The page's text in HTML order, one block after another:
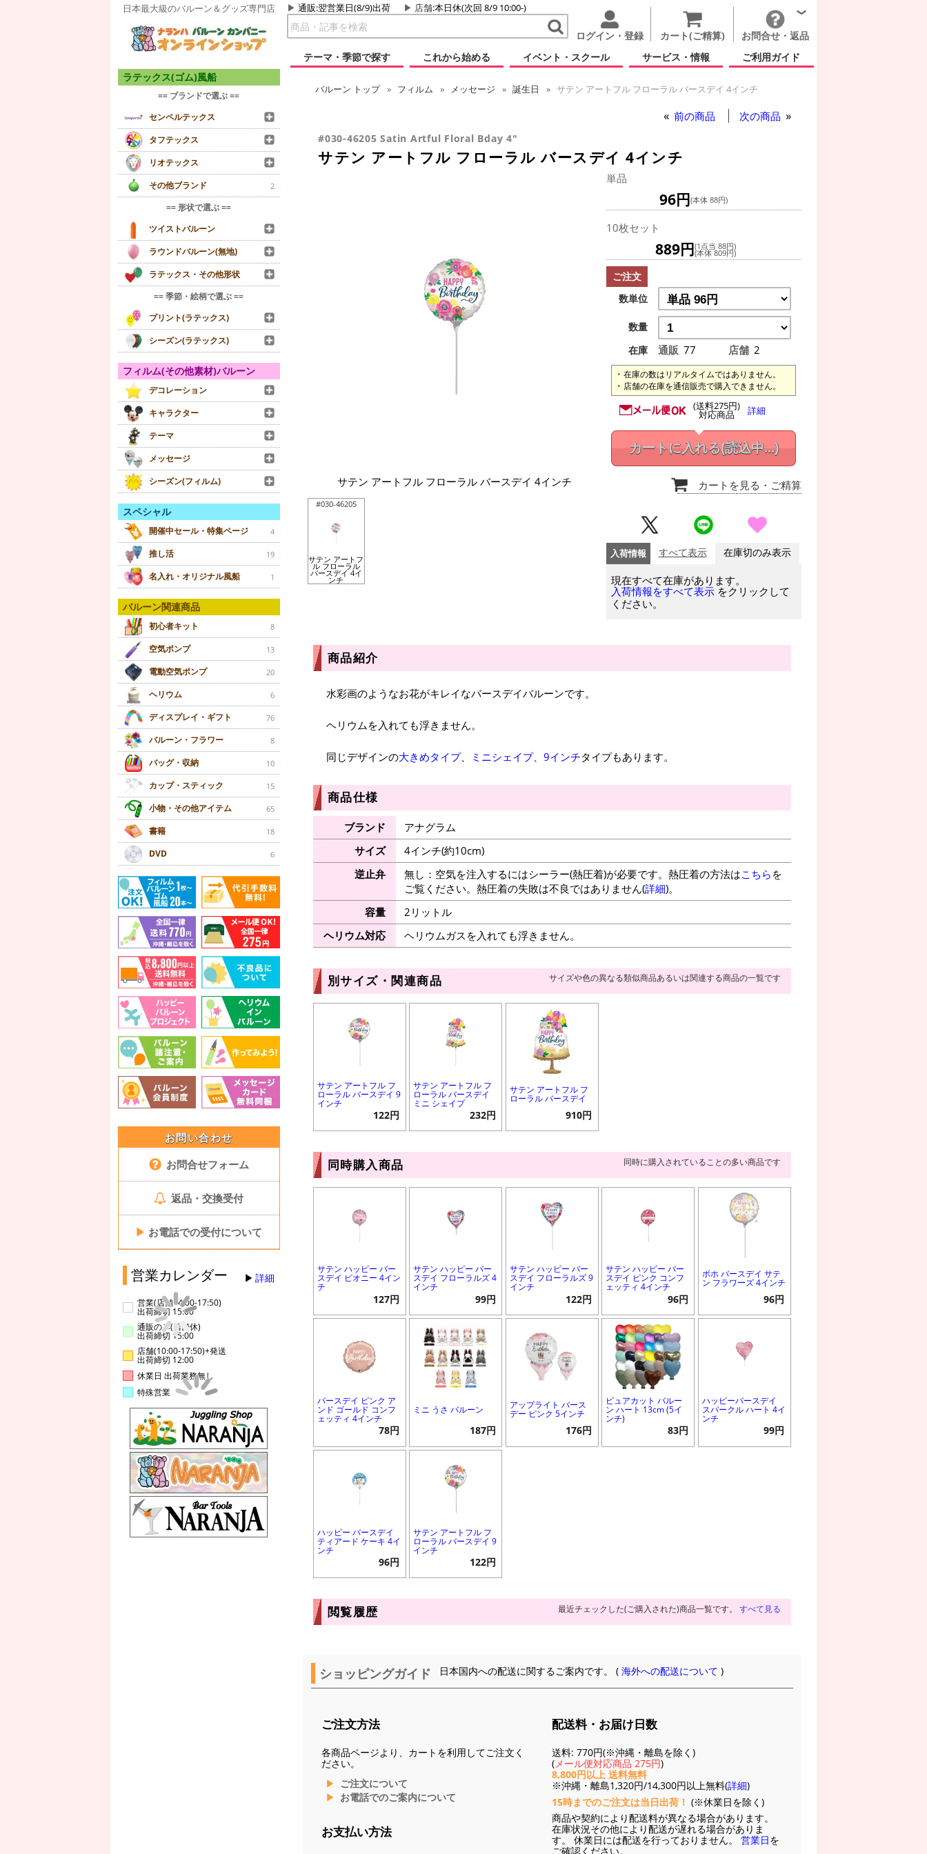
日本最大級のバルーン＆グッズ専門店 通販:翌営業日(8/9)出荷 店舗:本日休(次回 8/9 10:00-)
ログイン・登録 カート(ご精算)
お問合せ・返品
テーマ・季節で探す
これから始める イベント・スクール サービス・情報 ご利用ガイド
ラテックス(ゴム)風船
== ブランドで選ぶ ==
センペルテックス
タフテックス
リオテックス
その他ブランド
2
== 形状で選ぶ ==
ツイストバルーン
ラウンドバルーン(無地)
ラテックス・その他形状
== 季節・絵柄で選ぶ ==
プリント(ラテックス)
シーズン(ラテックス)
フィルム(その他素材)バルーン
デコレーション
キャラクター
テーマ
メッセージ
シーズン(フィルム)
スペシャル
開催中セール・特集ページ 4
推し活 19
名入れ・オリジナル風船 1
バルーン関連商品
初心者キット 8
空気ポンプ 13
電動空気ポンプ 20
ヘリウム 6
ディスプレイ・ギフト 76
バルーン・フラワー 8
バッグ・収納 10
カップ・スティック 15
小物・その他アイテム 65
書籍 18
DVD 6
お問い合わせ
お問合せフォーム
返品・交換受付
▶ お電話での受付について
営業カレンダー 詳細
営業(店舗14:00-17:50)
出荷締切 15:00
通販のみ(店舗休)
出荷締切 15:00
店舗(10:00-17:50)+発送
出荷締切 12:00
休業日 出荷業務無し
特殊営業
バルーン トップ フィルム メッセージ 誕生日 サテン アートフル フローラル バースデイ 4インチ
前の商品 次の商品
#030-46205 Satin Artful Floral Bday 4"
サテン アートフル フローラル バースデイ 4インチ
サテン アートフル フローラル バースデイ 4インチ
#030-46205
サテン アートフ
ル フローラル
バースデイ 4イ
ンチ
単品
96円(本体 88円)
10枚セット
889円(1点当 88円)
(本体 809円)
ご注文
数単位
数量
在庫
通販 77 店舗 2
在庫の数はリアルタイムではありません。
店舗の在庫を通信販売で購入できません。
(送料275円)
対応商品 詳細
カートに入れる(読込中...)
カートを見る ・ご精算
入荷情報 すべて表示 在庫切のみ表示
現在すべて在庫があります。
入荷情報をすべて表示 をクリックして
ください。
商品紹介
水彩画のようなお花がキレイなバースデイバルーンです。
ヘリウムを入れても浮きません。
同じデザインの大きめタイプ、 ミニシェイプ、 9インチタイプもあります。
商品仕様
ブランド
アナグラム
サイズ
4インチ(約10cm)
逆止弁
無し：空気を注入するにはシーラー(熱圧着)が必要です。熱圧着の方法はこちら を
ご覧ください。熱圧着の失敗は不良ではありません(詳細)。
容量
2リットル
ヘリウム対応
ヘリウムガスを入れても浮きません。
別サイズ・関連商品 サイズや色の異なる類似商品あるいは関連する商品の一覧です
サテン アートフル フ
ローラル バースデイ 9
インチ
122円
サテン アートフル フ
ローラル バースデイ
ミニ シェイプ
232円
サテン アートフル フ
ローラル バースデイ
910円
同時購入商品 同時に購入されていることの多い商品です
サテン ハッピー バー
スデイ ピオニー 4イン
チ
127円
サテン ハッピー バー
スデイ フローラルズ 4
インチ
99円
サテン ハッピー バー
スデイ フローラルズ 9
インチ
122円
サテン ハッピー バー
スデイ ピンク コンフ
ェッティ 4インチ
96円
ボホ バースデイ サテ
ン フラワーズ 4インチ
96円
バースデイ ピンク ア
ンド ゴールド コンフ
ェッティ 4インチ
78円
ミニ うさ バルーン
187円
アップライト バース
デー ピンク 5インチ
176円
ピュアカット バルー
ン ハート 13cm (5イ
ンチ)
83円
ハッピーバースデイ
スパークル ハート 4イ
ンチ
99円
ハッピー バースデイ
ティアード ケーキ 4イ
ンチ
96円
サテン アートフル フ
ローラル バースデイ 9
インチ
122円
閲覧履歴 最近チェックした(ご購入された)商品一覧です。 すべて見る
ショッピングガイド 日本国内への配送に関するご案内です。 (海外への配送について )
ご注文方法
各商品ページより、カートを利用してご注文く
ださい。
ご注文について
お電話でのご案内について
お支払い方法
配送料・お届け日数
送料: 770円(※沖縄・離島を除く)
(メール便対応商品 275円)
8,800円以上 送料無料
※沖縄・離島1,320円/14,300円以上無料(詳細)
15時までのご注文は当日出荷！ (※休業日を除く)
商品や契約により配送料が異なる場合があります。
在庫状況その他により配送が遅れる場合がありま
す。 休業日には配送を行っておりません。 営業日を
ご確認ください。